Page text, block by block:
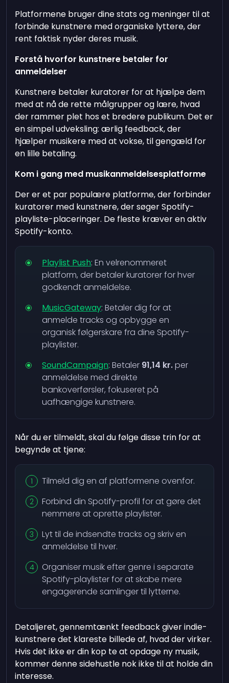
Platformene bruger dine stats og meninger til at
forbinde kunstnere med organiske lyttere, der
rent faktisk nyder deres musik.
Forstå hvorfor kunstnere betaler for
anmeldelser
Kunstnere betaler kuratorer for at hjælpe dem
med at nå de rette målgrupper og lære, hvad
der rammer plet hos et bredere publikum. Det er
en simpel udveksling: ærlig feedback, der
hjælper musikere med at vokse, til gengæld for
en lille betaling.
Kom i gang med musikanmeldelsesplatforme
Der er et par populære platforme, der forbinder
kuratorer med kunstnere, der søger Spotify-
playliste-placeringer. De fleste kræver en aktiv
Spotify-konto.
Playlist Push: En velrenommeret
platform, der betaler kuratorer for hver
godkendt anmeldelse.
MusicGateway: Betaler dig for at
anmelde tracks og opbygge en
organisk følgerskare fra dine Spotify-
playlister.
SoundCampaign: Betaler 91,14 kr.per
anmeldelse med direkte
bankoverførsler, fokuseret på
uafhængige kunstnere.
Når du er tilmeldt, skal du følge disse trin for at
begynde at tjene:
Tilmeld dig en af platformene ovenfor.
Forbind din Spotify-profil for at gøre det
nemmere at oprette playlister.
Lyt til de indsendte tracks og skriv en
anmeldelse til hver.
Organiser musik efter genre i separate
Spotify-playlister for at skabe mere
engagerende samlinger til lytterne.
Detaljeret, gennemtænkt feedback giver indie-
kunstnere det klareste billede af, hvad der virker.
Hvis det ikke er din kop te at opdage ny musik,
kommer denne sidehustle nok ikke til at holde din
interesse.